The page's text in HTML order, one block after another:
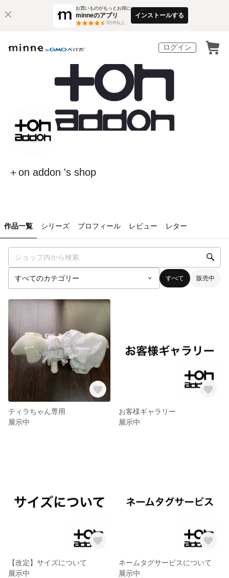
お買いものがもっとお得に
minneのアプリ
3万件以上
インストールする
ログイン
＋on addon 's shop
作品一覧 シリーズ プロフィール レビュー レター
すべて 販売中
ティラちゃん専用
展示中
お客様ギャラリー
展示中
【改定】サイズについて
展示中
ネームタグサービスについて
展示中